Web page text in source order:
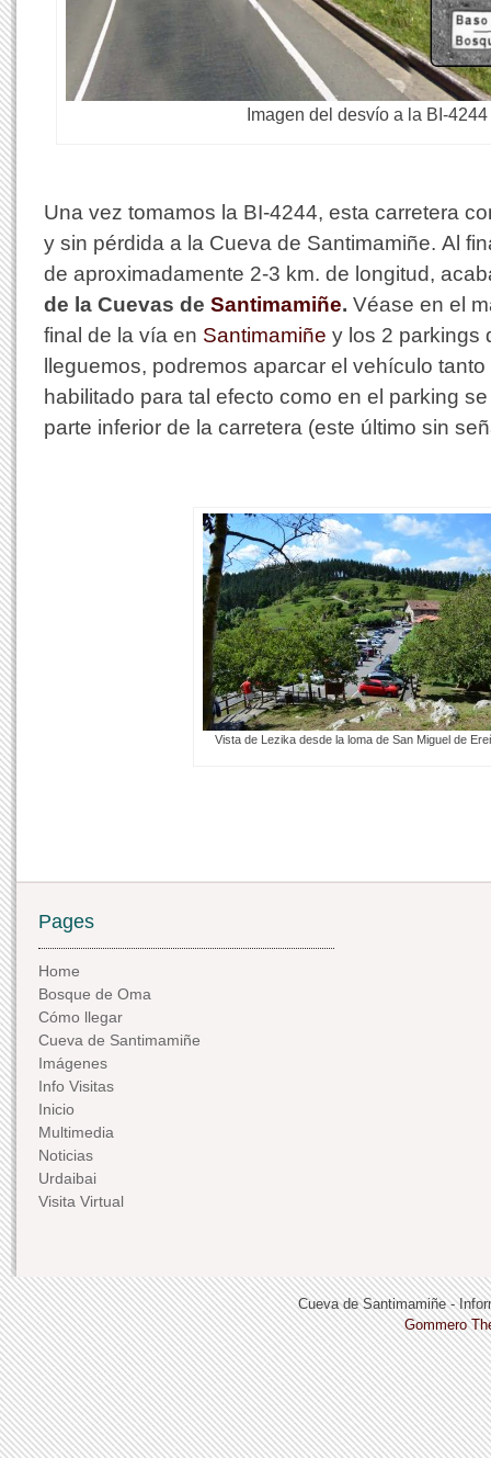
Imagen del desvío a la BI-4244
Una vez tomamos la BI-4244, esta carretera
y sin pérdida a la Cueva de Santimamiñe. Al
de aproximadamente 2-3 km. de longitud,
de la Cuevas de Santimamiñe. Véase en el
final de la vía en Santimamiñe y los 2 parkings
lleguemos, podremos aparcar el vehículo
habilitado para tal efecto como en el parking
parte inferior de la carretera (este último sin
Vista de Lezika desde la loma de San Miguel de
Pages
Home
Bosque de Oma
Cómo llegar
Cueva de Santimamiñe
Imágenes
Info Visitas
Inicio
Multimedia
Noticias
Urdaibai
Visita Virtual
Cueva de Santimamiñe -
Gommero